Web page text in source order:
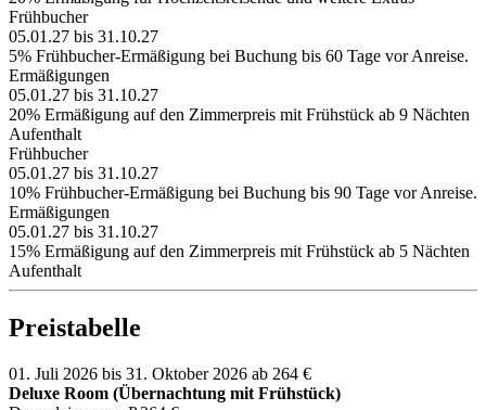
Frühbucher
05.01.27 bis 31.10.27
5% Frühbucher-Ermäßigung bei Buchung bis 60 Tage vor Anreise.
Ermäßigungen
05.01.27 bis 31.10.27
20% Ermäßigung auf den Zimmerpreis mit Frühstück ab 9 Nächten
Aufenthalt
Frühbucher
05.01.27 bis 31.10.27
10% Frühbucher-Ermäßigung bei Buchung bis 90 Tage vor Anreise.
Ermäßigungen
05.01.27 bis 31.10.27
15% Ermäßigung auf den Zimmerpreis mit Frühstück ab 5 Nächten
Aufenthalt
Preistabelle
01. Juli 2026 bis 31. Oktober 2026 ab 264 €
Deluxe Room (Übernachtung mit Frühstück)